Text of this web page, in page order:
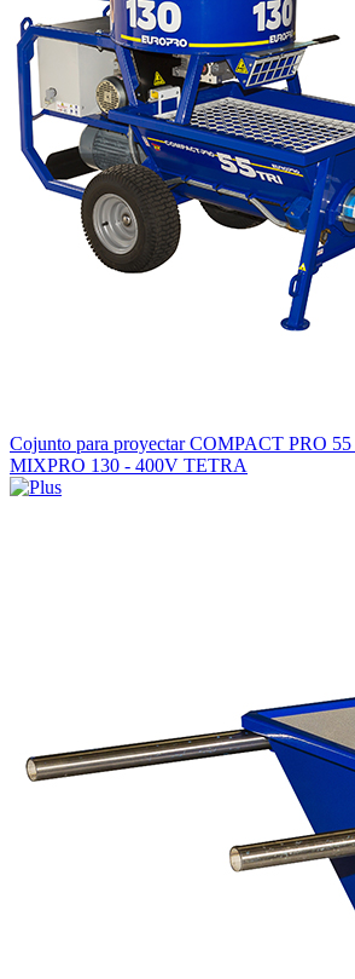
Cojunto para proyectar COMPACT PRO
MIXPRO 130 - 400V TETRA